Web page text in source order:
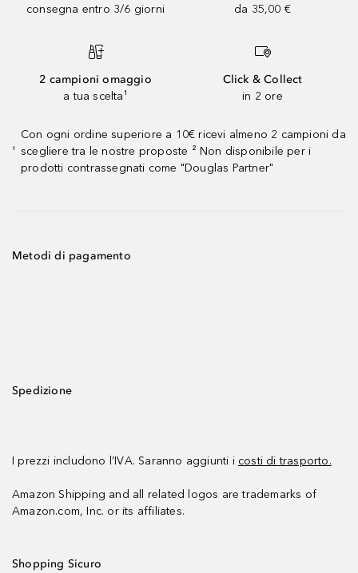
consegna entro 3/6 giorni
da 35,00 €
2 campioni omaggio
a tua scelta¹
Click & Collect
in 2 ore
¹
Con ogni ordine superiore a 10€ ricevi almeno 2 campioni da
scegliere tra le nostre proposte ² Non disponibile per i
prodotti contrassegnati come "Douglas Partner"
Metodi di pagamento
Spedizione
I prezzi includono l’IVA. Saranno aggiunti i costi di trasporto.
Amazon Shipping and all related logos are trademarks of
Amazon.com, Inc. or its affiliates.
Shopping Sicuro